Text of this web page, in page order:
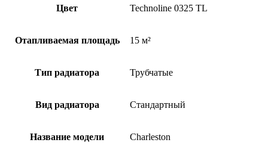
Цвет Technoline 0325 TL
Отапливаемая площадь 15 м²
Тип радиатора Трубчатые
Вид радиатора Стандартный
Название модели Charleston